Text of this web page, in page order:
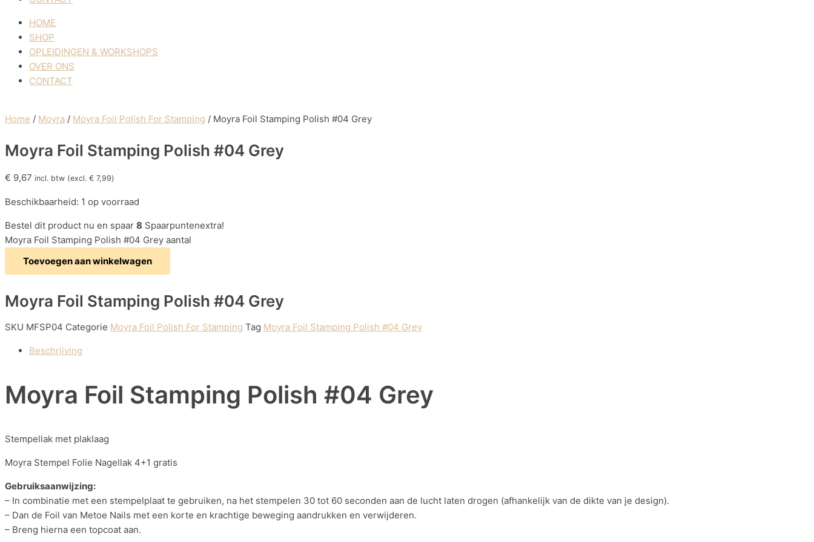
HOME
SHOP
OPLEIDINGEN & WORKSHOPS
OVER ONS
CONTACT
Home / Moyra / Moyra Foil Polish For Stamping / Moyra Foil Stamping Polish #04 Grey
Moyra Foil Stamping Polish #04 Grey
€ 9,67 incl. btw (excl. € 7,99)
Beschikbaarheid: 1 op voorraad
Bestel dit product nu en spaar 8 Spaarpuntenextra!
Moyra Foil Stamping Polish #04 Grey aantal
Toevoegen aan winkelwagen
Moyra Foil Stamping Polish #04 Grey
SKU MFSP04 Categorie Moyra Foil Polish For Stamping Tag Moyra Foil Stamping Polish #04 Grey
Beschrijving
Moyra Foil Stamping Polish #04 Grey
Stempellak met plaklaag
Moyra Stempel Folie Nagellak 4+1 gratis
Gebruiksaanwijzing:
– In combinatie met een stempelplaat te gebruiken, na het stempelen 30 tot 60 seconden aan de lucht laten drogen (afhankelijk van de dikte van je design).
– Dan de Foil van Metoe Nails met een korte en krachtige beweging aandrukken en verwijderen.
– Breng hierna een topcoat aan.